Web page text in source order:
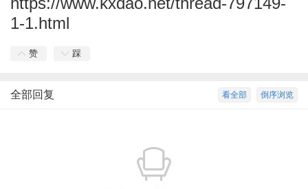
1-1.html
赞 踩
倒序浏览
看全部
全部回复